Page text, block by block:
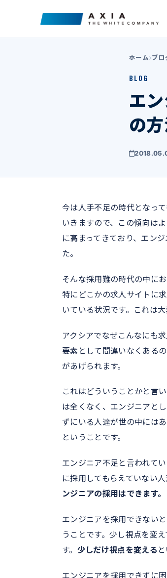
ホーム ブロ
BLOG
エ
の
今は人手不足の時代となっ
いきますので、この傾向は
に高まってきており、エン
た。
そんな採用難の時代の中に
特にどこかの求人サイトに
いている状況です。これは
アクシアでなぜこんなにも
要素として間違いなくあるの
があげられます。
これはどういうことかと言
は全くなく、エンジニアと
ずにいる人達が世の中には
ということです。
エンジニア不足と言われて
に採用してもらえていない
ンジニアの採用はできます。
エンジニアを採用できない
うことです。少し視点を変
す。 少しだけ視点を変える
エンジニアを採用できずに